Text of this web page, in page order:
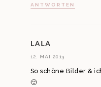
ANTWORTEN
LALA
12. MAI 2013
So schöne Bilder &
🙂